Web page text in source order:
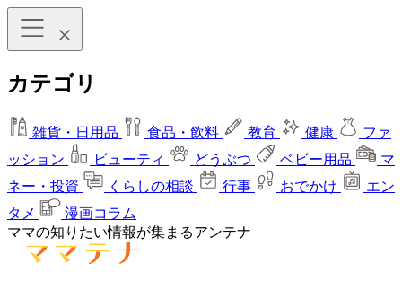
カテゴリ
雑貨・日用品 食品・飲料 教育 健康
ファ
ッション
ビューティ どうぶつ ベビー用品
マ
ネー・投資
くらしの相談 行事 おでかけ
エン
タメ
漫画コラム
ママの知りたい情報が集まるアンテナ